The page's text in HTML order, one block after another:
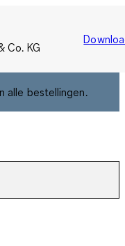
Co. KG
alle bestellingen.